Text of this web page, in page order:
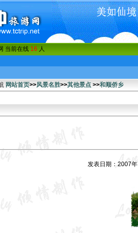
当前在线 16 人
网站首页>>风景名胜>>其他景点 >>和顺侨乡
发表日期：